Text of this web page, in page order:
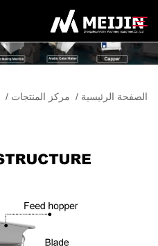
الشركة
الصفحة الرئيسية / مركز المنتجات /